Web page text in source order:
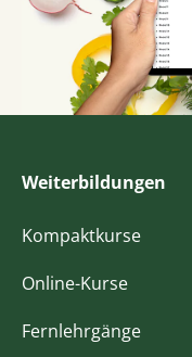
Weiterbildungen
Kompaktkurse
Online-Kurse
Fernlehrgänge